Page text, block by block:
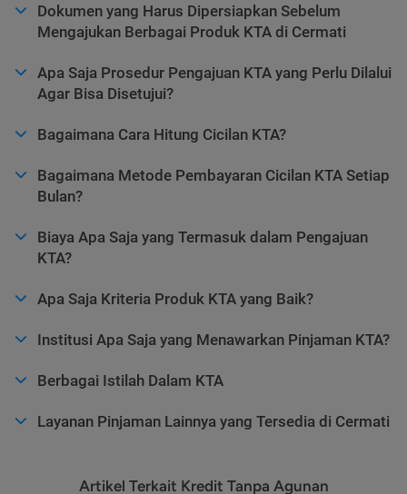
Dokumen yang Harus Dipersiapkan Sebelum
Mengajukan Berbagai Produk KTA di Cermati
Apa Saja Prosedur Pengajuan KTA yang Perlu Dilalui
Agar Bisa Disetujui?
Bagaimana Cara Hitung Cicilan KTA?
Bagaimana Metode Pembayaran Cicilan KTA Setiap
Bulan?
Biaya Apa Saja yang Termasuk dalam Pengajuan
KTA?
Apa Saja Kriteria Produk KTA yang Baik?
Institusi Apa Saja yang Menawarkan Pinjaman KTA?
Berbagai Istilah Dalam KTA
Layanan Pinjaman Lainnya yang Tersedia di Cermati
Artikel Terkait Kredit Tanpa Agunan